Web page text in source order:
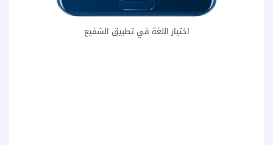
اختيار اللغة في تطبيق الشفيع